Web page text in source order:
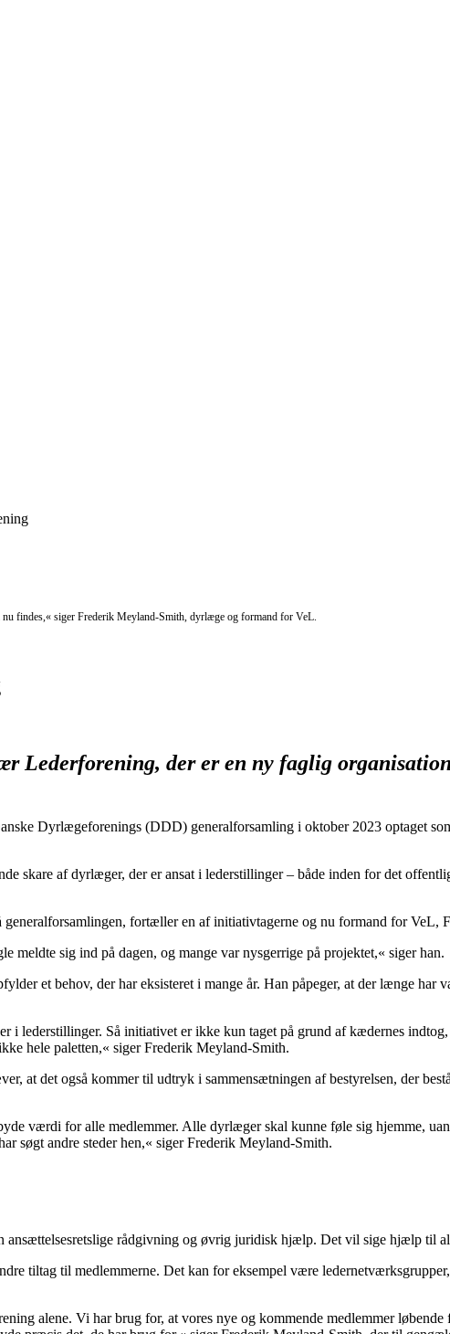
findes,« siger Frederik Meyland-Smith, dyrlæge og formand for VeL.
der er en ny faglig
Dyrlægeforenings (DDD) generalforsamling i oktober 2023 optaget
skare af dyrlæger, der er ansat i lederstillinger – både inden for det
generalforsamlingen, fortæller en af initiativtagerne og nu formand for
sig ind på dagen, og mange var nysgerrige på projektet,« siger han.
et behov, der har eksisteret i mange år. Han påpeger, at der længe har
lederstillinger. Så initiativet er ikke kun taget på grund af kædernes
hele paletten,« siger Frederik Meyland-Smith.
at det også kommer til udtryk i sammensætningen af bestyrelsen, der
værdi for alle medlemmer. Alle dyrlæger skal kunne føle sig hjemme,
søgt andre steder hen,« siger Frederik Meyland-Smith.
ansættelsesretslige rådgivning og øvrig juridisk hjælp. Det vil sige hjælp til
tiltag til medlemmerne. Det kan for eksempel være
alene. Vi har brug for, at vores nye og kommende medlemmer